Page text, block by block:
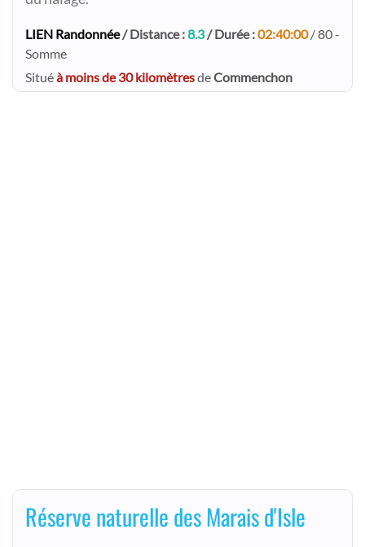
LIEN Randonnée/ Distance :8.3/ Durée :02:40:00/ 80 -
Somme
Situéà moins de 30 kilomètresdeCommenchon
Réserve naturelle des Marais d'Isle